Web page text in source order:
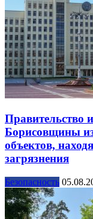
Правительство
Борисовщины
объектов,
загрязнения
Безопасность